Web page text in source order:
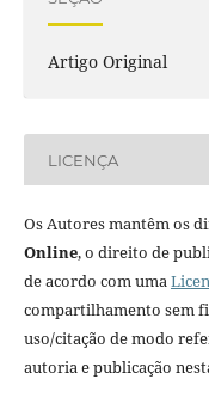
Artigo Original
LICENÇA
Os Autores mantêm os
Online, o direito de
de acordo com uma
compartilhamento sem
uso/citação de modo
autoria e publicação